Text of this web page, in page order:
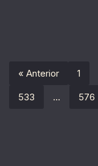
« Anterior 1
533 … 576